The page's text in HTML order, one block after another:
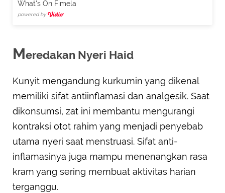
What's On Fimela
powered by
Meredakan Nyeri Haid
Kunyit mengandung kurkumin yang dikenal
memiliki sifat antiinflamasi dan analgesik. Saat
dikonsumsi, zat ini membantu mengurangi
kontraksi otot rahim yang menjadi penyebab
utama nyeri saat menstruasi. Sifat anti-
inflamasinya juga mampu menenangkan rasa
kram yang sering membuat aktivitas harian
terganggu.